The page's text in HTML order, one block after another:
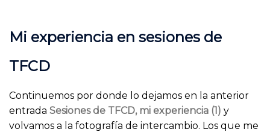
Mi experiencia en sesiones de
TFCD
Continuemos por donde lo dejamos en la anterior
entrada Sesiones de TFCD, mi experiencia (1) y
volvamos a la fotografía de intercambio. Los que me